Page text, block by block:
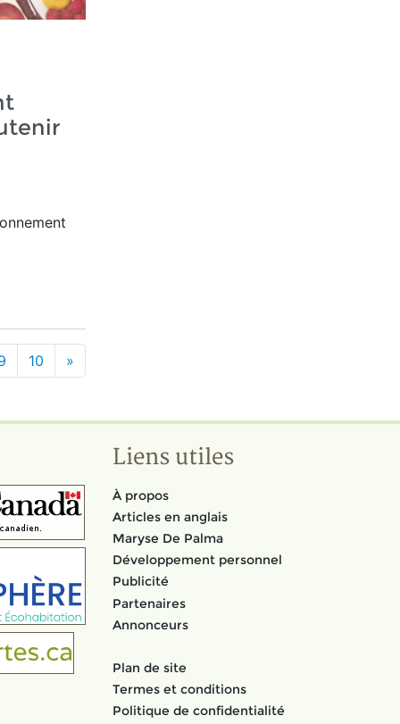
10 »
Liens utiles
À propos
Articles en anglais
Maryse De Palma
Développement personnel
Publicité
Partenaires
Annonceurs
Plan de site
Termes et conditions
Politique de confidentialité